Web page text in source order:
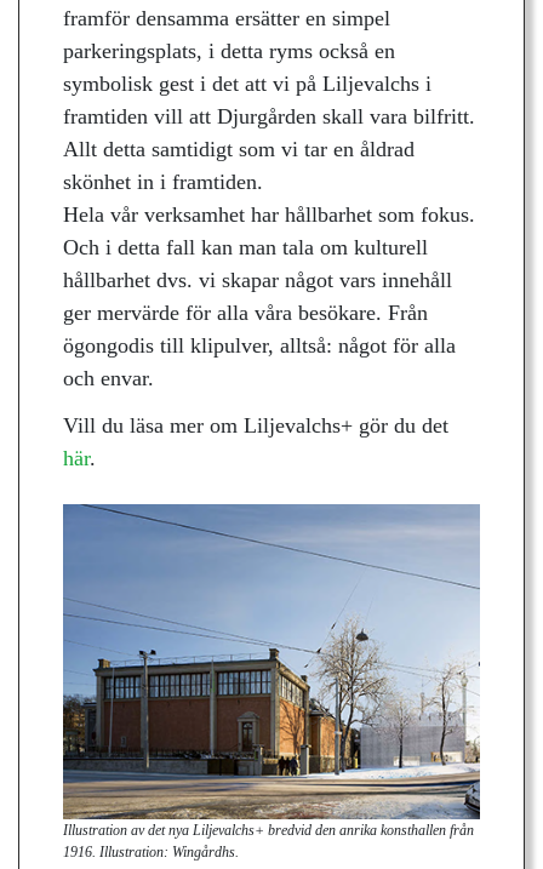
framför densamma ersätter en simpel
parkeringsplats, i detta ryms också en
symbolisk gest i det att vi på Liljevalchs i
framtiden vill att Djurgården skall vara bilfritt.
Allt detta samtidigt som vi tar en åldrad
skönhet in i framtiden.
Hela vår verksamhet har hållbarhet som fokus.
Och i detta fall kan man tala om kulturell
hållbarhet dvs. vi skapar något vars innehåll
ger mervärde för alla våra besökare. Från
ögongodis till klipulver, alltså: något för alla
och envar.
Vill du läsa mer om Liljevalchs+ gör du det
här.
Illustration av det nya Liljevalchs+ bredvid den anrika konsthallen från
1916. Illustration: Wingårdhs.